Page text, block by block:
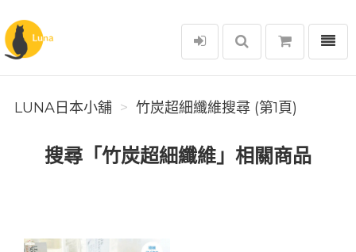
Luna日本小舖
選單
LUNA日本小舖 竹炭超細纖維搜尋 (第1頁)
搜尋「竹炭超細纖維」相關商品